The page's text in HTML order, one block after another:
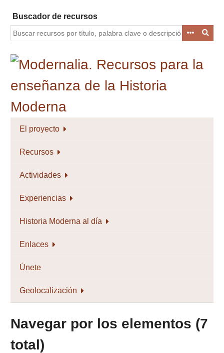
contenido
principal
Buscador de recursos
El proyecto
Recursos
Actividades
Experiencias
Historia Moderna al día
Enlaces
Únete
Geolocalización
Navegar por los elementos (7
total)